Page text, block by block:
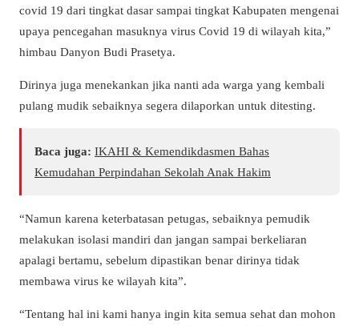
covid 19 dari tingkat dasar sampai tingkat Kabupaten mengenai
upaya pencegahan masuknya virus Covid 19 di wilayah kita,”
himbau Danyon Budi Prasetya.
Dirinya juga menekankan jika nanti ada warga yang kembali
pulang mudik sebaiknya segera dilaporkan untuk ditesting.
Baca juga: IKAHI & Kemendikdasmen Bahas
Kemudahan Perpindahan Sekolah Anak Hakim
“Namun karena keterbatasan petugas, sebaiknya pemudik
melakukan isolasi mandiri dan jangan sampai berkeliaran
apalagi bertamu, sebelum dipastikan benar dirinya tidak
membawa virus ke wilayah kita”.
“Tentang hal ini kami hanya ingin kita semua sehat dan mohon